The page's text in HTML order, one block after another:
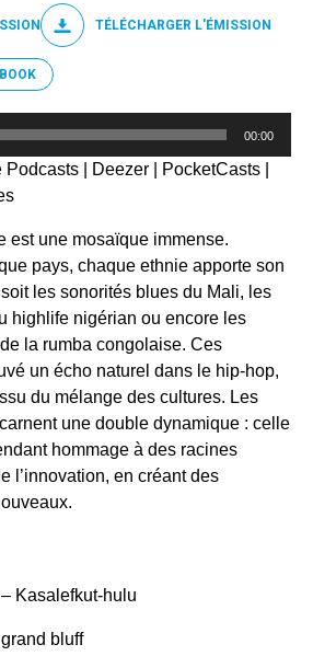
TÉLÉCHARGER L'ÉMISSION
00:00
Podcasts Deezer PocketCasts
est une mosaïque immense.
pays, chaque ethnie apporte son
les sonorités blues du Mali, les
highlife nigérian ou encore les
la rumba congolaise. Ces
un écho naturel dans le hip-hop,
du mélange des cultures. Les
une double dynamique : celle
hommage à des racines
l’innovation, en créant des
Kasalefkut-hulu
bluff